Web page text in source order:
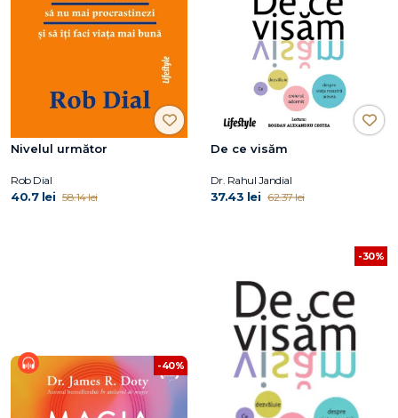
Nivelul următor
Rob Dial
40.7 lei 58.14 lei
De ce visăm
Dr. Rahul Jandial
37.43 lei 62.37 lei
-40%
-30%